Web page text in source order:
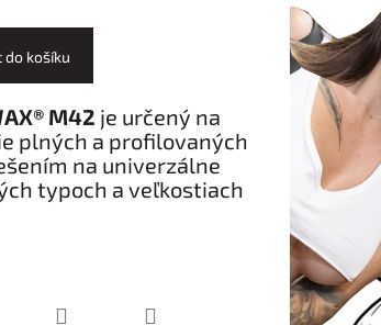
do košíku
M42 je určený na
plných a profilovaných
na univerzálne
typoch a veľkostiach